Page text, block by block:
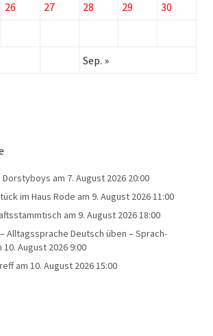
26 27 28 29
30
Sep. »
Dorstyboys am 7. August 2026 20:00
im Haus Rode am 9. August 2026 11:00
am 9. August 2026 18:00
Alltagssprache Deutsch üben – Sprach-
10. August 2026 9:00
am 10. August 2026 15:00